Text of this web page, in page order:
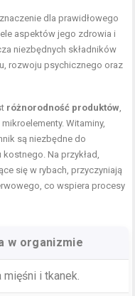
dla prawidłowego
aspektów jego zdrowia i
niezbędnych składników
rozwoju psychicznego oraz
różnorodność produktów,
Witaminy,
są niezbędne do
Na przykład,
się w rybach, przyczyniają
co wspiera procesy
w organizmie
mięśni i tkanek.